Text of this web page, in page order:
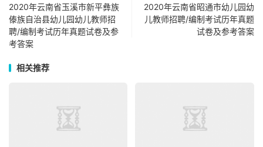
2020年云南省玉溪市新平彝族
傣族自治县幼儿园幼儿教师招
聘/编制考试历年真题试卷及参
考答案
2020年云南省昭通市幼儿园幼
儿教师招聘/编制考试历年真题
试卷及参考答案
相关推荐